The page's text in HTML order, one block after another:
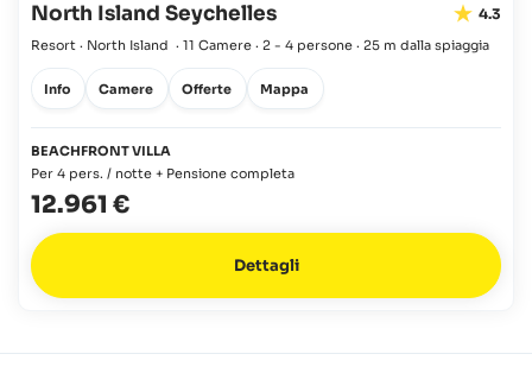
North Island Seychelles 4.3
Resort · North Island · 11 Camere · 2 - 4 persone · 25 m dalla spiaggia
Info Camere Offerte Mappa
BEACHFRONT VILLA
Per 4 pers. / notte + Pensione completa
12.961 €
Dettagli